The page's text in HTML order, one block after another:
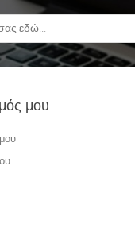
μου